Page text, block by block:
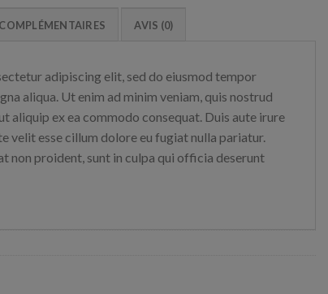
AVIS (0)
adipiscing elit, sed do eiusmod tempor
aliqua. Ut enim ad minim veniam, quis nostrud
aliquip ex ea commodo consequat. Duis aute irure
velit esse cillum dolore eu fugiat nulla pariatur.
non proident, sunt in culpa qui officia deserunt